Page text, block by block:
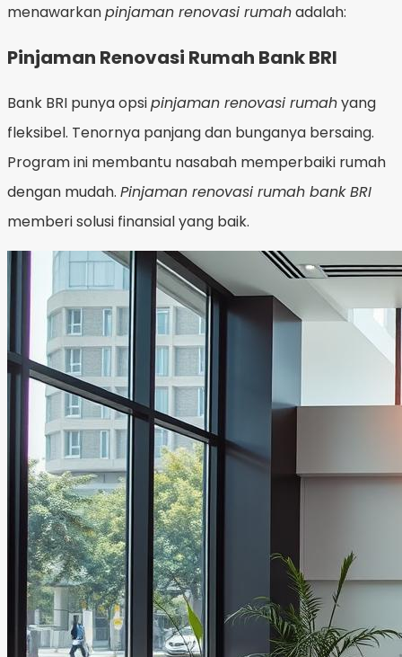
menawarkanpinjaman renovasi rumahadalah:
Pinjaman Renovasi Rumah Bank BRI
Bank BRI punya opsipinjaman renovasi rumahyang
fleksibel. Tenornya panjang dan bunganya bersaing.
Program ini membantu nasabah memperbaiki rumah
dengan mudah. Pinjaman renovasi rumah bank BRI
memberi solusi finansial yang baik.